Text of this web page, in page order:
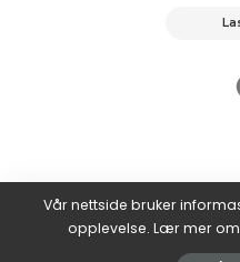
Vår nettside bruker
opplevelse. Lær mer